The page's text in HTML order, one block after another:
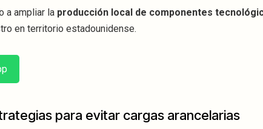
a ampliar la producción local de componentes
en territorio estadounidense.
para evitar cargas arancelarias